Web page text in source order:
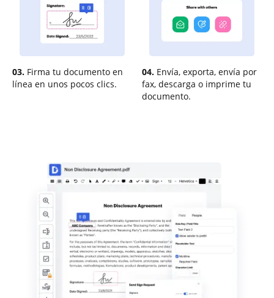
03. Firma tu documento en
línea en unos pocos clics.
04. Envía, exporta, envía por
fax, descarga o imprime tu
documento.